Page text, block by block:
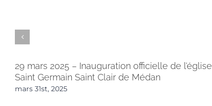
29 mars 2025 – Inauguration officielle de l’église
Saint Germain Saint Clair de Médan
mars 31st, 2025